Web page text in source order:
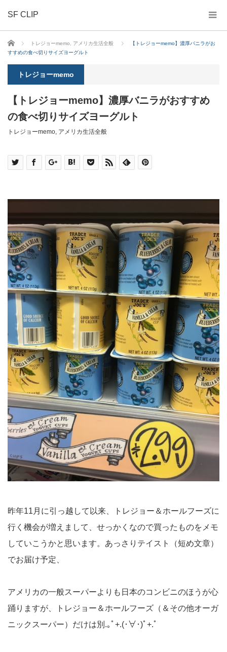
SF CLIP
ホーム トレジョーmemo アメリカ生活全般
【トレジョーmemo】濃厚バニラがお
すすめの食べ切りサイズヨーグルト
トレジョーmemo
【トレジョーmemo】濃厚バニラがおすすめ
の食べ切りサイズヨーグルト
トレジョーmemo, アメリカ生活全般
昨年11月に引っ越して以来、トレジョー＆ホールフーズに
行く機会が増えまして、せっかくなので買ったものをメモ
していこうかと思います。あっさりテイスト（短め文章）
でお届け予定、
アメリカの一般スーパーよりも日本のコンビニのほうが心
踊りますが、トレジョー＆ホールフーズ（＆その他オーガ
ニックスーパー）だけは別.｡ﾟ+.(･∀･)ﾟ+.ﾟ